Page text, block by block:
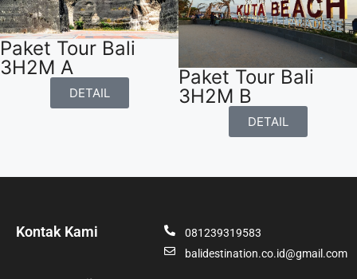
Paket Tour Bali
3H2M A
DETAIL
Paket Tour Bali
3H2M B
DETAIL
Kontak Kami
081239319583
balidestination.co.id@gmail.com